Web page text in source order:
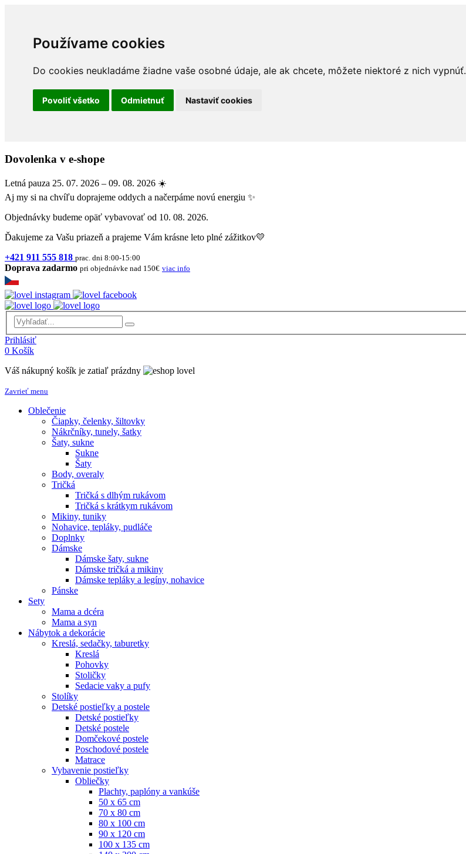
Používame cookies
Do cookies neukladáme žiadne vaše osobné údaje, ale ak chcete, môžete niektoré z nich vypnúť.
Povoliť všetko Odmietnuť Nastaviť cookies
Dovolenka v e-shope
Letná pauza 25. 07. 2026 – 09. 08. 2026 ☀️
Aj my si na chvíľu doprajeme oddych a načerpáme novú energiu ✨
Objednávky budeme opäť vybavovať od 10. 08. 2026.
Ďakujeme za Vašu priazeň a prajeme Vám krásne leto plné zážitkov💛
+421 911 555 818 prac. dni 8:00-15:00
Doprava zadarmo pri objednávke nad 150€ viac info
Prihlásiť
0 Košík
Váš nákupný košík je zatiaľ prázdny
Zavrieť menu
Oblečenie
Čiapky, čelenky, šiltovky
Nákrčníky, tunely, šatky
Šaty, sukne
Sukne
Šaty
Body, overaly
Tričká
Tričká s dlhým rukávom
Tričká s krátkym rukávom
Mikiny, tuniky
Nohavice, tepláky, pudláče
Doplnky
Dámske
Dámske šaty, sukne
Dámske tričká a mikiny
Dámske tepláky a legíny, nohavice
Pánske
Sety
Mama a dcéra
Mama a syn
Nábytok a dekorácie
Kreslá, sedačky, taburetky
Kreslá
Pohovky
Stoličky
Sedacie vaky a pufy
Stolíky
Detské postieľky a postele
Detské postieľky
Detské postele
Domčekové postele
Poschodové postele
Matrace
Vybavenie postieľky
Obliečky
Plachty, paplóny a vankúše
50 x 65 cm
70 x 80 cm
80 x 100 cm
90 x 120 cm
100 x 135 cm